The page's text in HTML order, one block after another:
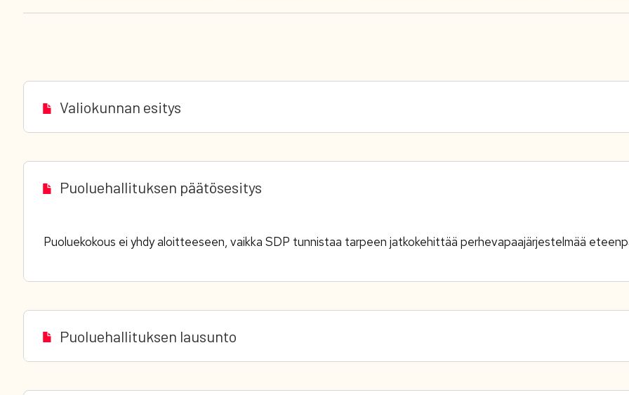
Valiokunnan esitys
Puoluehallituksen päätösesitys
Puoluekokous ei yhdy aloitteeseen, vaikka SDP tunnistaa tarpeen jatkokehittää perhevapaajärjestelmää
Puoluehallituksen lausunto